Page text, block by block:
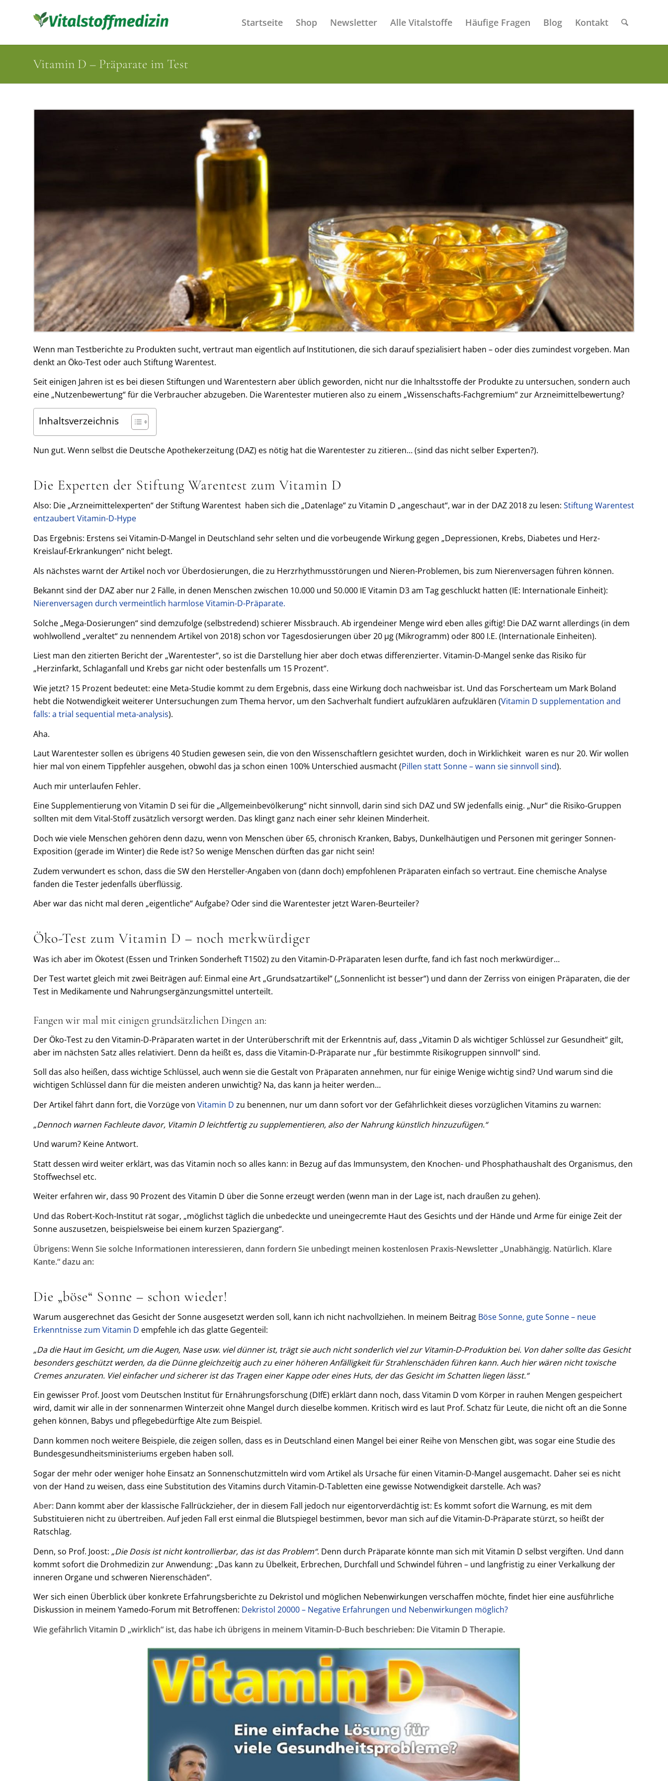
Startseite Shop Newsletter Alle Vitalstoffe Häufige Fragen Blog Kontakt
Vitamin D – Präparate im Test
Wenn man Testberichte zu Produkten sucht, vertraut man eigentlich auf Institutionen, die sich darauf spezialisiert haben – oder dies zumindest vorgeben. Man
denkt an Öko-Test oder auch Stiftung Warentest.
Seit einigen Jahren ist es bei diesen Stiftungen und Warentestern aber üblich geworden, nicht nur die Inhaltsstoffe der Produkte zu untersuchen, sondern auch
eine „Nutzenbewertung“ für die Verbraucher abzugeben. Die Warentester mutieren also zu einem „Wissenschafts-Fachgremium“ zur Arzneimittelbewertung?
Inhaltsverzeichnis
Nun gut. Wenn selbst die Deutsche Apothekerzeitung (DAZ) es nötig hat die Warentester zu zitieren… (sind das nicht selber Experten?).
Die Experten der Stiftung Warentest zum Vitamin D
Also: Die „Arzneimittelexperten“ der Stiftung Warentest haben sich die „Datenlage“ zu Vitamin D „angeschaut“, war in der DAZ 2018 zu lesen: Stiftung Warentest
entzaubert Vitamin-D-Hype
Das Ergebnis: Erstens sei Vitamin-D-Mangel in Deutschland sehr selten und die vorbeugende Wirkung gegen „Depressionen, Krebs, Diabetes und Herz-
Kreislauf-Erkrankungen“ nicht belegt.
Als nächstes warnt der Artikel noch vor Überdosierungen, die zu Herzrhythmusstörungen und Nieren-Problemen, bis zum Nierenversagen führen können.
Bekannt sind der DAZ aber nur 2 Fälle, in denen Menschen zwischen 10.000 und 50.000 IE Vitamin D3 am Tag geschluckt hatten (IE: Internationale Einheit):
Nierenversagen durch vermeintlich harmlose Vitamin-D-Präparate.
Solche „Mega-Dosierungen“ sind demzufolge (selbstredend) schierer Missbrauch. Ab irgendeiner Menge wird eben alles giftig! Die DAZ warnt allerdings (in dem
wohlwollend „veraltet“ zu nennendem Artikel von 2018) schon vor Tagesdosierungen über 20 µg (Mikrogramm) oder 800 I.E. (Internationale Einheiten).
Liest man den zitierten Bericht der „Warentester“, so ist die Darstellung hier aber doch etwas differenzierter. Vitamin-D-Mangel senke das Risiko für
„Herzinfarkt, Schlaganfall und Krebs gar nicht oder bestenfalls um 15 Prozent“.
Wie jetzt? 15 Prozent bedeutet: eine Meta-Studie kommt zu dem Ergebnis, dass eine Wirkung doch nachweisbar ist. Und das Forscherteam um Mark Boland
hebt die Notwendigkeit weiterer Untersuchungen zum Thema hervor, um den Sachverhalt fundiert aufzuklären aufzuklären (Vitamin D supplementation and
falls: a trial sequential meta-analysis).
Aha.
Laut Warentester sollen es übrigens 40 Studien gewesen sein, die von den Wissenschaftlern gesichtet wurden, doch in Wirklichkeit waren es nur 20. Wir wollen
hier mal von einem Tippfehler ausgehen, obwohl das ja schon einen 100% Unterschied ausmacht (Pillen statt Sonne – wann sie sinnvoll sind).
Auch mir unterlaufen Fehler.
Eine Supplementierung von Vitamin D sei für die „Allgemeinbevölkerung“ nicht sinnvoll, darin sind sich DAZ und SW jedenfalls einig. „Nur“ die Risiko-Gruppen
sollten mit dem Vital-Stoff zusätzlich versorgt werden. Das klingt ganz nach einer sehr kleinen Minderheit.
Doch wie viele Menschen gehören denn dazu, wenn von Menschen über 65, chronisch Kranken, Babys, Dunkelhäutigen und Personen mit geringer Sonnen-
Exposition (gerade im Winter) die Rede ist? So wenige Menschen dürften das gar nicht sein!
Zudem verwundert es schon, dass die SW den Hersteller-Angaben von (dann doch) empfohlenen Präparaten einfach so vertraut. Eine chemische Analyse
fanden die Tester jedenfalls überflüssig.
Aber war das nicht mal deren „eigentliche“ Aufgabe? Oder sind die Warentester jetzt Waren-Beurteiler?
Öko-Test zum Vitamin D – noch merkwürdiger
Was ich aber im Ökotest (Essen und Trinken Sonderheft T1502) zu den Vitamin-D-Präparaten lesen durfte, fand ich fast noch merkwürdiger…
Der Test wartet gleich mit zwei Beiträgen auf: Einmal eine Art „Grundsatzartikel“ („Sonnenlicht ist besser“) und dann der Zerriss von einigen Präparaten, die der
Test in Medikamente und Nahrungsergänzungsmittel unterteilt.
Fangen wir mal mit einigen grundsätzlichen Dingen an:
Der Öko-Test zu den Vitamin-D-Präparaten wartet in der Unterüberschrift mit der Erkenntnis auf, dass „Vitamin D als wichtiger Schlüssel zur Gesundheit“ gilt,
aber im nächsten Satz alles relativiert. Denn da heißt es, dass die Vitamin-D-Präparate nur „für bestimmte Risikogruppen sinnvoll“ sind.
Soll das also heißen, dass wichtige Schlüssel, auch wenn sie die Gestalt von Präparaten annehmen, nur für einige Wenige wichtig sind? Und warum sind die
wichtigen Schlüssel dann für die meisten anderen unwichtig? Na, das kann ja heiter werden…
Der Artikel fährt dann fort, die Vorzüge von Vitamin D zu benennen, nur um dann sofort vor der Gefährlichkeit dieses vorzüglichen Vitamins zu warnen:
„Dennoch warnen Fachleute davor, Vitamin D leichtfertig zu supplementieren, also der Nahrung künstlich hinzuzufügen.“
Und warum? Keine Antwort.
Statt dessen wird weiter erklärt, was das Vitamin noch so alles kann: in Bezug auf das Immunsystem, den Knochen- und Phosphathaushalt des Organismus, den
Stoffwechsel etc.
Weiter erfahren wir, dass 90 Prozent des Vitamin D über die Sonne erzeugt werden (wenn man in der Lage ist, nach draußen zu gehen).
Und das Robert-Koch-Institut rät sogar, „möglichst täglich die unbedeckte und uneingecremte Haut des Gesichts und der Hände und Arme für einige Zeit der
Sonne auszusetzen, beispielsweise bei einem kurzen Spaziergang“.
Übrigens: Wenn Sie solche Informationen interessieren, dann fordern Sie unbedingt meinen kostenlosen Praxis-Newsletter „Unabhängig. Natürlich. Klare
Kante.“ dazu an:
Die „böse“ Sonne – schon wieder!
Warum ausgerechnet das Gesicht der Sonne ausgesetzt werden soll, kann ich nicht nachvollziehen. In meinem Beitrag Böse Sonne, gute Sonne – neue
Erkenntnisse zum Vitamin D empfehle ich das glatte Gegenteil:
„Da die Haut im Gesicht, um die Augen, Nase usw. viel dünner ist, trägt sie auch nicht sonderlich viel zur Vitamin-D-Produktion bei. Von daher sollte das Gesicht
besonders geschützt werden, da die Dünne gleichzeitig auch zu einer höheren Anfälligkeit für Strahlenschäden führen kann. Auch hier wären nicht toxische
Cremes anzuraten. Viel einfacher und sicherer ist das Tragen einer Kappe oder eines Huts, der das Gesicht im Schatten liegen lässt.“
Ein gewisser Prof. Joost vom Deutschen Institut für Ernährungsforschung (DIfE) erklärt dann noch, dass Vitamin D vom Körper in rauhen Mengen gespeichert
wird, damit wir alle in der sonnenarmen Winterzeit ohne Mangel durch dieselbe kommen. Kritisch wird es laut Prof. Schatz für Leute, die nicht oft an die Sonne
gehen können, Babys und pflegebedürftige Alte zum Beispiel.
Dann kommen noch weitere Beispiele, die zeigen sollen, dass es in Deutschland einen Mangel bei einer Reihe von Menschen gibt, was sogar eine Studie des
Bundesgesundheitsministeriums ergeben haben soll.
Sogar der mehr oder weniger hohe Einsatz an Sonnenschutzmitteln wird vom Artikel als Ursache für einen Vitamin-D-Mangel ausgemacht. Daher sei es nicht
von der Hand zu weisen, dass eine Substitution des Vitamins durch Vitamin-D-Tabletten eine gewisse Notwendigkeit darstelle. Ach was?
Aber: Dann kommt aber der klassische Fallrückzieher, der in diesem Fall jedoch nur eigentorverdächtig ist: Es kommt sofort die Warnung, es mit dem
Substituieren nicht zu übertreiben. Auf jeden Fall erst einmal die Blutspiegel bestimmen, bevor man sich auf die Vitamin-D-Präparate stürzt, so heißt der
Ratschlag.
Denn, so Prof. Joost: „Die Dosis ist nicht kontrollierbar, das ist das Problem“. Denn durch Präparate könnte man sich mit Vitamin D selbst vergiften. Und dann
kommt sofort die Drohmedizin zur Anwendung: „Das kann zu Übelkeit, Erbrechen, Durchfall und Schwindel führen – und langfristig zu einer Verkalkung der
inneren Organe und schweren Nierenschäden“.
Wer sich einen Überblick über konkrete Erfahrungsberichte zu Dekristol und möglichen Nebenwirkungen verschaffen möchte, findet hier eine ausführliche
Diskussion in meinem Yamedo-Forum mit Betroffenen: Dekristol 20000 – Negative Erfahrungen und Nebenwirkungen möglich?
Wie gefährlich Vitamin D „wirklich“ ist, das habe ich übrigens in meinem Vitamin-D-Buch beschrieben: Die Vitamin D Therapie.